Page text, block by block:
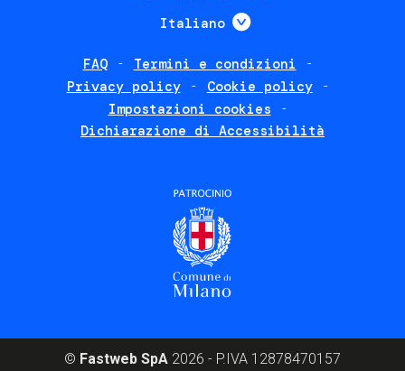
Italiano Mostra ulteriori
FAQ
Termini e condizioni
Privacy policy
Cookie policy
Impostazioni cookies
Dichiarazione di Accessibilità
© Fastweb SpA 2026 - P.IVA 12878470157